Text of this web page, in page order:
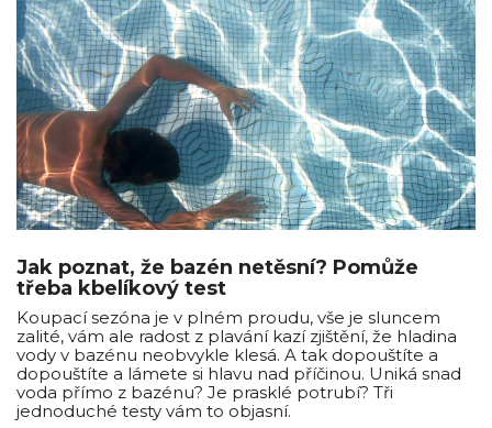
Jak poznat, že bazén netěsní? Pomůže
třeba kbelíkový test
Koupací sezóna je v plném proudu, vše je sluncem
zalité, vám ale radost z plavání kazí zjištění, že hladina
vody v bazénu neobvykle klesá. A tak dopouštíte a
dopouštíte a lámete si hlavu nad příčinou. Uniká snad
voda přímo z bazénu? Je prasklé potrubí? Tři
jednoduché testy vám to objasní.